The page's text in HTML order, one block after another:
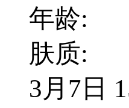
年龄:
肤质:
3月7日